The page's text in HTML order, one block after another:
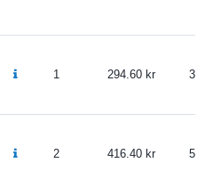
1 294.60
2 416.40